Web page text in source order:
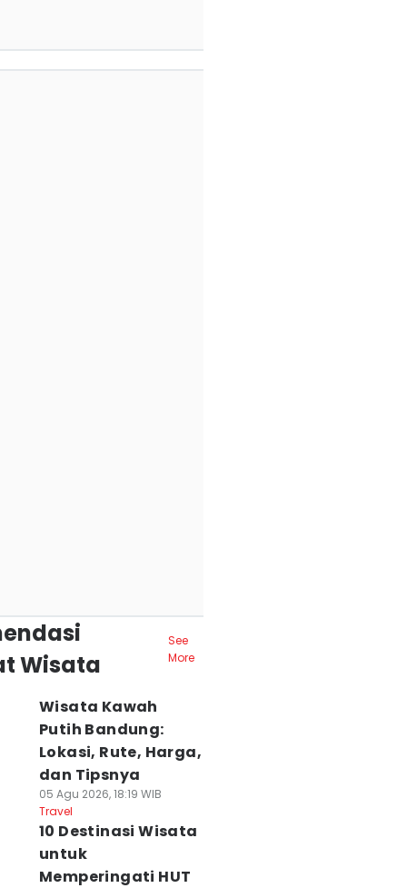
Wisata
See
More
Wisata Kawah
Putih Bandung:
Lokasi, Rute, Harga,
dan Tipsnya
05 Agu 2026, 18:19 WIB
Travel
10 Destinasi Wisata
untuk
Memperingati HUT